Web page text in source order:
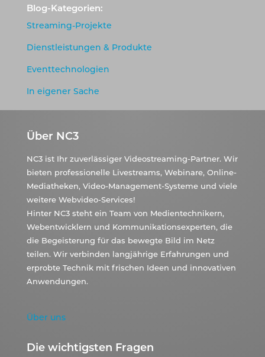
Blog-Kategorien:
Streaming-Projekte
Dienstleistungen & Produkte
Eventtechnologien
In eigener Sache
Über NC3
NC3 ist Ihr zuverlässiger Videostreaming-Partner. Wir
bieten professionelle Livestreams, Webinare, Online-
Mediatheken, Video-Management-Systeme und viele
weitere Webvideo-Services!
Hinter NC3 steht ein Team von Medientechnikern,
Webentwicklern und Kommunikationsexperten, die
die Begeisterung für das bewegte Bild im Netz
teilen. Wir verbinden langjährige Erfahrungen und
erprobte Technik mit frischen Ideen und innovativen
Anwendungen.
Über uns
Die wichtigsten Fragen